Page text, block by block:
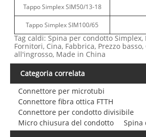
Tappo Simplex SIM50/13-18
Tappo Simplex SIM100/65
Tag caldi: Spina per condotto
Fornitori, Cina, Fabbrica, Prezzo
all'ingrosso, Made in China
Categoria correlata
Connettore per microtubi
Connettore fibra ottica FTTH
Connettore per condotto divisibile
Micro chiusura del condotto
Spina